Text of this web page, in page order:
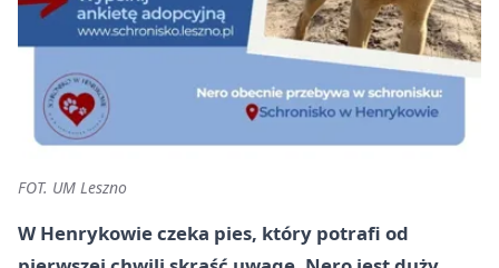
FOT. UM Leszno
W Henrykowie czeka pies, który potrafi od